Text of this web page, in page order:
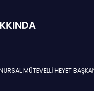
MÜTEVELLİ HEYET